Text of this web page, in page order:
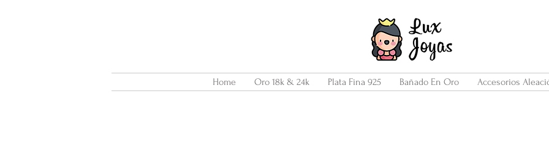
Home Oro 18k & 24k Plata Fina 925 Bañado En Oro Accesorios